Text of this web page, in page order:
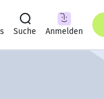
Suche Anmelden